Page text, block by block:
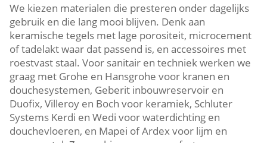
We kiezen materialen die presteren onder dagelijks
gebruik en die lang mooi blijven. Denk aan
keramische tegels met lage porositeit, microcement
of tadelakt waar dat passend is, en accessoires met
roestvast staal. Voor sanitair en techniek werken we
graag met Grohe en Hansgrohe voor kranen en
douchesystemen, Geberit inbouwreservoir en
Duofix, Villeroy en Boch voor keramiek, Schluter
Systems Kerdi en Wedi voor waterdichting en
douchevloeren, en Mapei of Ardex voor lijm en